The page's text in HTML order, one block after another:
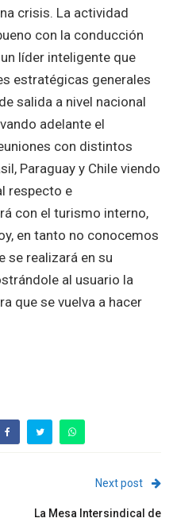
crisis. La actividad
con la conducción
líder inteligente que
estratégicas generales
salida a nivel nacional
adelante el
con distintos
Paraguay y Chile viendo
respecto e
con el turismo interno,
en tanto no conocemos
se realizará en su
al usuario la
que se vuelva a hacer
Next post
La Mesa Intersindical de